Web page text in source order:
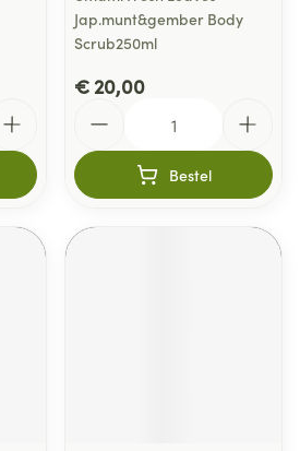
Jap.munt&gember Body
Scrub250ml
€ 20,00
Bestel